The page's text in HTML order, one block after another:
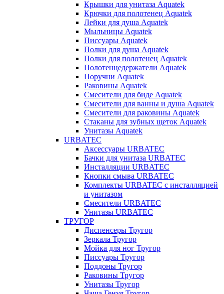
Крышки для унитаза Aquatek
Крючки для полотенец Aquatek
Лейки для душа Aquatek
Мыльницы Aquatek
Писсуары Aquatek
Полки для душа Aquatek
Полки для полотенец Aquatek
Полотенцедержатели Aquatek
Поручни Aquatek
Раковины Aquatek
Смесители для биде Aquatek
Смесители для ванны и душа Aquatek
Смесители для раковины Aquatek
Стаканы для зубных щеток Aquatek
Унитазы Aquatek
URBATEC
Аксессуары URBATEC
Бачки для унитаза URBATEC
Инсталляции URBATEC
Кнопки смыва URBATEC
Комплекты URBATEC с инсталляцией
и унитазом
Смесители URBATEC
Унитазы URBATEC
ТРУГОР
Диспенсеры Тругор
Зеркала Тругор
Мойка для ног Тругор
Писсуары Тругор
Поддоны Тругор
Раковины Тругор
Унитазы Тругор